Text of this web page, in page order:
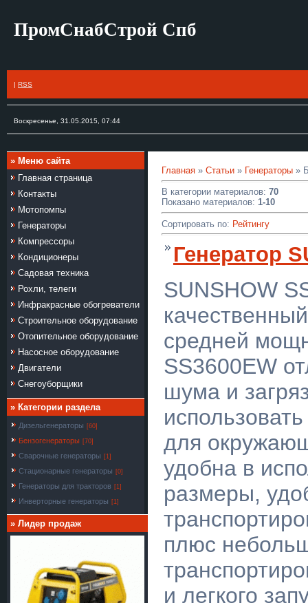
ПромСнабСтрой Спб
| RSS
Воскресенье, 31.05.2015, 07:44
» Меню сайта
Главная страница
Контакты
Мотопомпы
Генераторы
Компрессоры
Кондиционеры
Садовая техника
Рохли, телеги
Инфракрасные обогреватели
Строительное оборудование
Отопительное оборудование
Насосное оборудование
Двигатели
Снегоуборщики
» Категории раздела
Дизельгенераторы [60]
Бензогенераторы [70]
Сварочные генераторы [1]
Стационарные генераторы [0]
Генераторы для тракторов [1]
Инверторные генераторы [1]
» Лидер продаж
Главная » Статьи » Генераторы »
В категории материалов: 70
Показано материалов: 1-10
Сортировать по: Рейтингу
Генератор
SUNSHOW
средней
SS3600EW
шума и
для
удобна в
размеры,
плюс
и легкого